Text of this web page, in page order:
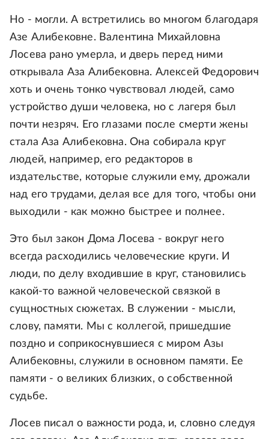
Но - могли. А встретились во многом благодаря
Азе Алибековне. Валентина Михайловна
Лосева рано умерла, и дверь перед ними
открывала Аза Алибековна. Алексей Федорович
хоть и очень тонко чувствовал людей, само
устройство души человека, но с лагеря был
почти незряч. Его глазами после смерти жены
стала Аза Алибековна. Она собирала круг
людей, например, его редакторов в
издательстве, которые служили ему, дрожали
над его трудами, делая все для того, чтобы они
выходили - как можно быстрее и полнее.
Это был закон Дома Лосева - вокруг него
всегда расходились человеческие круги. И
люди, по делу входившие в круг, становились
какой-то важной человеческой связкой в
сущностных сюжетах. В служении - мысли,
слову, памяти. Мы с коллегой, пришедшие
поздно и соприкоснувшиеся с миром Азы
Алибековны, служили в основном памяти. Ее
памяти - о великих близких, о собственной
судьбе.
Лосев писал о важности рода, и, словно следуя